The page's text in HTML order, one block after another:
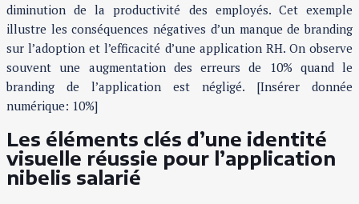
diminution de la productivité des employés. Cet exemple
illustre les conséquences négatives d’un manque de branding
sur l’adoption et l’efficacité d’une application RH. On observe
souvent une augmentation des erreurs de 10% quand le
branding de l’application est négligé. [Insérer donnée
numérique: 10%]
Les éléments clés d’une identité
visuelle réussie pour l’application
nibelis salarié